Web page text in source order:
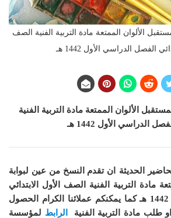
الألوان الممتعة مادة التربية الفنية الصف
الفصل الدراسي الأول 1442 هـ
الألوان الممتعة مادة التربية الفنية
الدراسي الأول 1442 هـ
الحديثة ان تقدم النسخ من عين لبوابة
مادة التربية الفنية الصف الأول الابتدائي
كما يمكنكم عملائنا الكرام الحصول
طلب مادة التربية الفنية
الرابط لمؤسسة